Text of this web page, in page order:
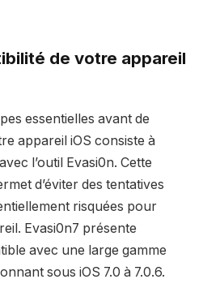
de votre appareil
essentielles avant de
appareil iOS consiste à
l’outil Evasi0n. Cette
d’éviter des tentatives
risquées pour
Evasi0n7 présente
avec une large gamme
sous iOS 7.0 à 7.0.6.